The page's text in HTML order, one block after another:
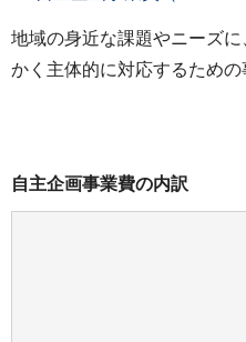
地域の身近な課題やニーズ
かく主体的に対応するための
自主企画事業費の内訳